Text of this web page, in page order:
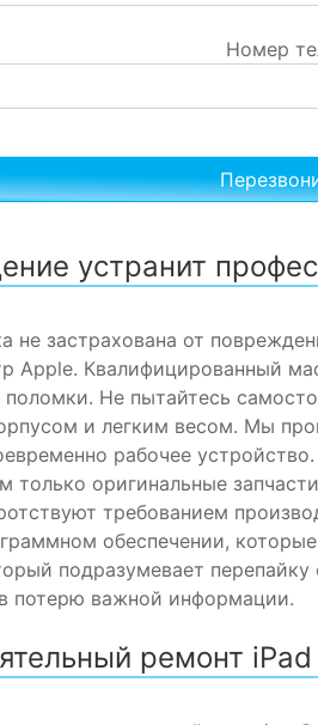
Номер
устранит
не застрахована от
Apple. Квалифицированный
Не пытайтесь
и легким весом. Мы
рабочее
оригинальные
требованием
обеспечении,
подразумевает
потерю важной информации.
ремонт